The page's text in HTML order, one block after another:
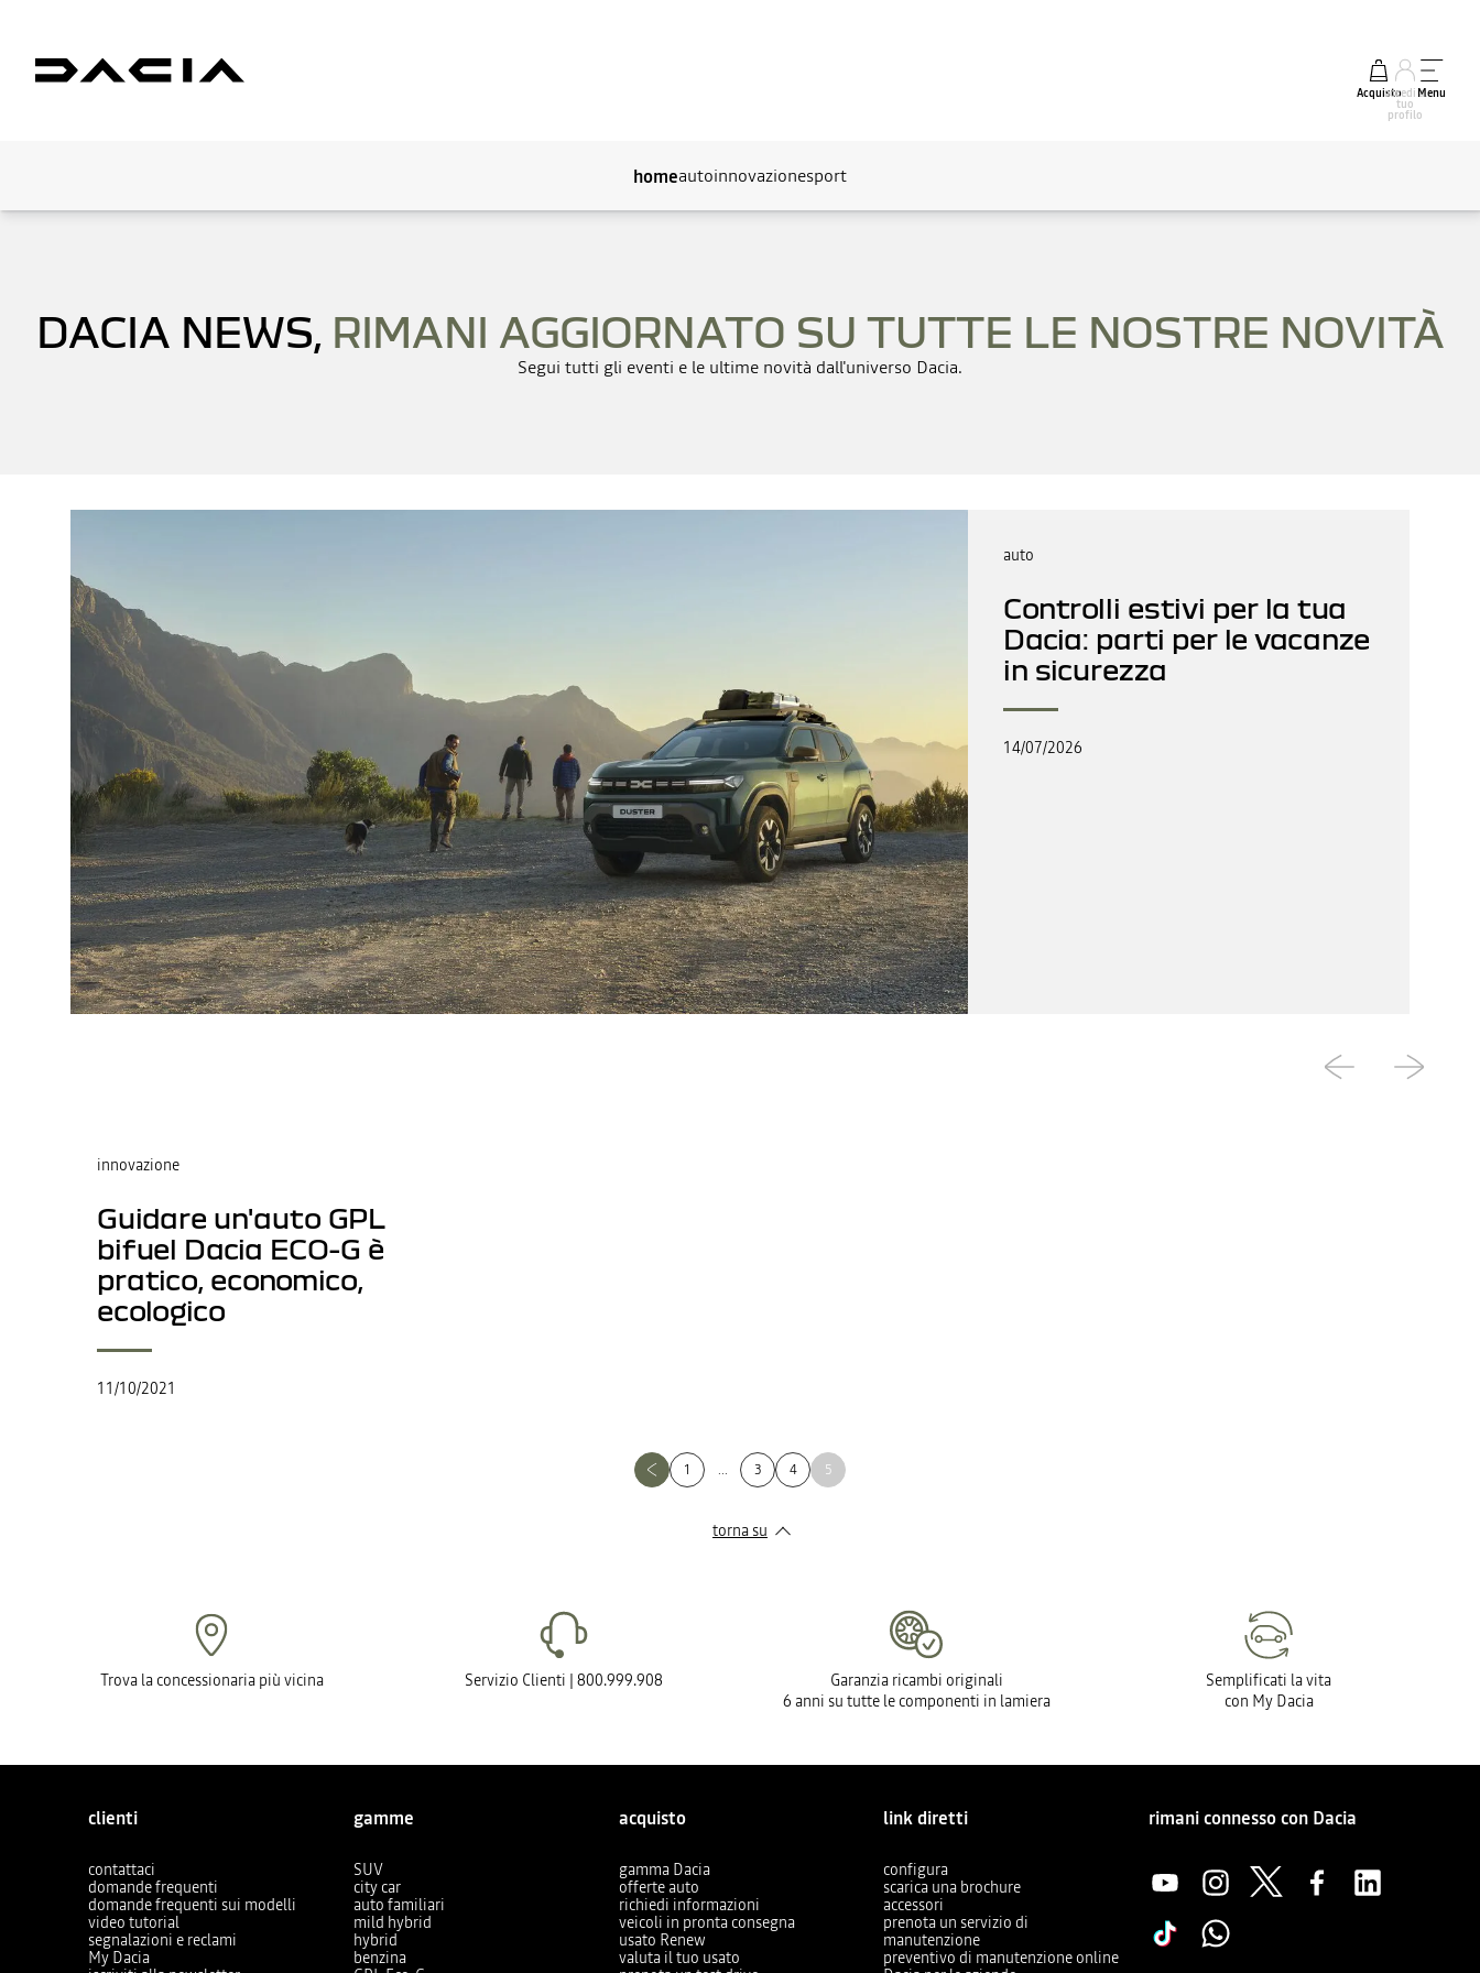
Acquistoaccedi al
tuo
profilo
Menu
homeautoinnovazionesport
DACIA NEWS, RIMANI AGGIORNATO SU TUTTE LE NOSTRE NOVITÀ
Segui tutti gli eventi e le ultime novità dall'universo Dacia.
auto
Controlli estivi per la tua
Dacia: parti per le vacanze
in sicurezza
14/07/2026
innovazione
Guidare un'auto GPL
bifuel Dacia ECO-G è
pratico, economico,
ecologico
11/10/2021
1 ... 3 4 5
torna su
Trova la concessionaria più vicina Servizio Clienti | 800.999.908
Garanzia ricambi originali
6 anni su tutte le componenti in lamiera
Semplificati la vita
con My Dacia
clienti
contattaci
domande frequenti
domande frequenti sui modelli
video tutorial
segnalazioni e reclami
My Dacia
gamme
SUV
city car
auto familiari
mild hybrid
hybrid
benzina
acquisto
gamma Dacia
offerte auto
richiedi informazioni
veicoli in pronta consegna
usato Renew
valuta il tuo usato
link diretti
configura
scarica una brochure
accessori
prenota un servizio di
manutenzione
preventivo di manutenzione online
rimani connesso con Dacia